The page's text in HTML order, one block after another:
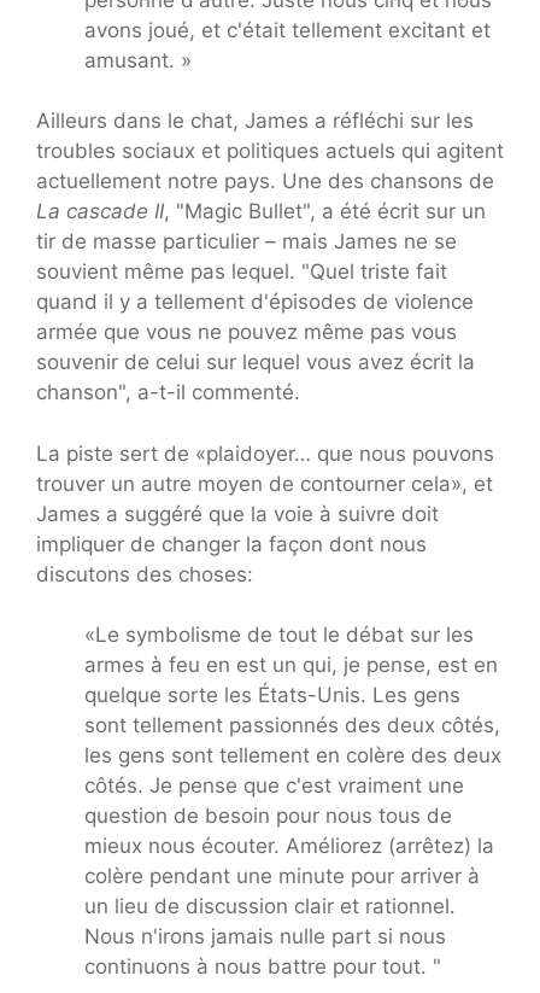
avons joué, et c'était tellement excitant et
amusant. »
Ailleurs dans le chat, James a réfléchi sur les
troubles sociaux et politiques actuels qui agitent
actuellement notre pays. Une des chansons de
La cascade II, "Magic Bullet", a été écrit sur un
tir de masse particulier – mais James ne se
souvient même pas lequel. "Quel triste fait
quand il y a tellement d'épisodes de violence
armée que vous ne pouvez même pas vous
souvenir de celui sur lequel vous avez écrit la
chanson", a-t-il commenté.
La piste sert de «plaidoyer… que nous pouvons
trouver un autre moyen de contourner cela», et
James a suggéré que la voie à suivre doit
impliquer de changer la façon dont nous
discutons des choses:
«Le symbolisme de tout le débat sur les
armes à feu en est un qui, je pense, est en
quelque sorte les États-Unis. Les gens
sont tellement passionnés des deux côtés,
les gens sont tellement en colère des deux
côtés. Je pense que c'est vraiment une
question de besoin pour nous tous de
mieux nous écouter. Améliorez (arrêtez) la
colère pendant une minute pour arriver à
un lieu de discussion clair et rationnel.
Nous n'irons jamais nulle part si nous
continuons à nous battre pour tout. "